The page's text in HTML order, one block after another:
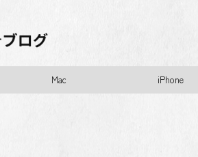
Mac iPhone